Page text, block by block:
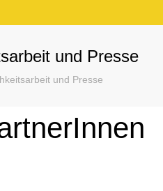
und Presse
hier: und Presse
öffnen